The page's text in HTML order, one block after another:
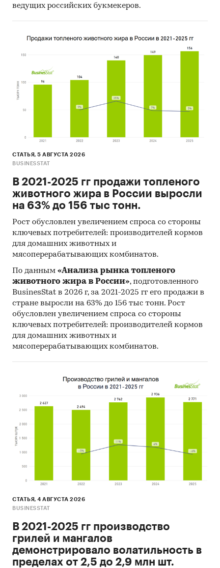
ведущих российских букмекеров.
СТАТЬЯ, 5 АВГУСТА 2026
BUSINESSTAT
В 2021-2025 гг продажи топленого
животного жира в России выросли
на 63% до 156 тыс тонн.
Рост обусловлен увеличением спроса со стороны
ключевых потребителей: производителей кормов
для домашних животных и
мясоперерабатывающих комбинатов.
По данным «Анализа рынка топленого
животного жира в России», подготовленного
BusinesStat в 2026 г, за 2021-2025 гг его продажи в
стране выросли на 63% до 156 тыс тонн. Рост
обусловлен увеличением спроса со стороны
ключевых потребителей: производителей кормов
для домашних животных и
мясоперерабатывающих комбинатов.
СТАТЬЯ, 4 АВГУСТА 2026
BUSINESSTAT
В 2021-2025 гг производство
грилей и мангалов
демонстрировало волатильность в
пределах от 2,5 до 2,9 млн шт.